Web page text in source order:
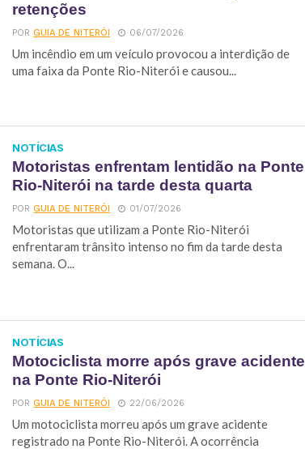
retenções
PORGUIA DE NITERÓI 06/07/2026
Um incêndio em um veículo provocou a interdição de
uma faixa da Ponte Rio-Niterói e causou...
NOTÍCIAS
Motoristas enfrentam lentidão na Ponte
Rio-Niterói na tarde desta quarta
PORGUIA DE NITERÓI 01/07/2026
Motoristas que utilizam a Ponte Rio-Niterói
enfrentaram trânsito intenso no fim da tarde desta
semana. O...
NOTÍCIAS
Motociclista morre após grave acidente
na Ponte Rio-Niterói
PORGUIA DE NITERÓI 22/06/2026
Um motociclista morreu após um grave acidente
registrado na Ponte Rio-Niterói. A ocorrência